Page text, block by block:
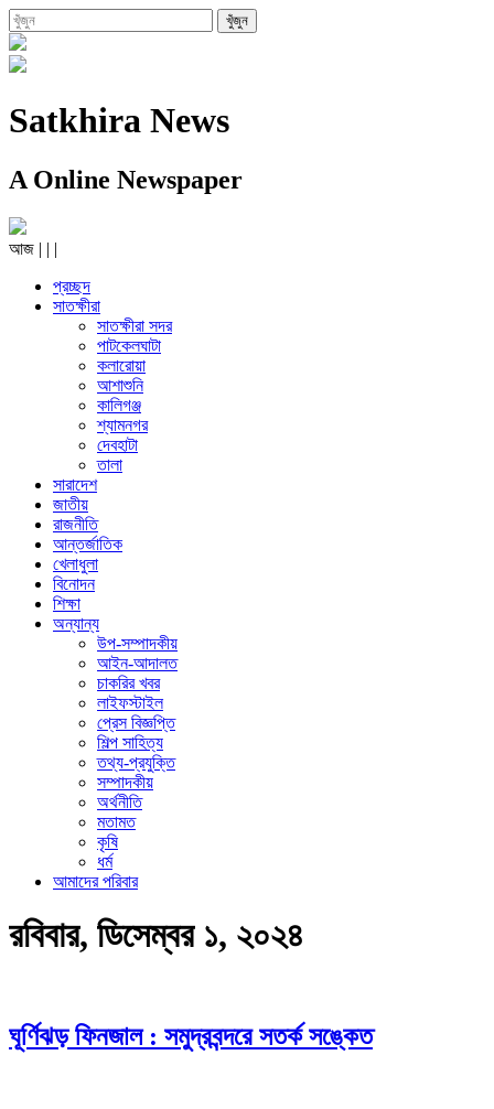
Satkhira News
A Online Newspaper
আজ | | |
প্রচ্ছদ
সাতক্ষীরা
সাতক্ষীরা সদর
পাটকেলঘাটা
কলারোয়া
আশাশুনি
কালিগঞ্জ
শ্যামনগর
দেবহাটা
তালা
সারাদেশ
জাতীয়
রাজনীতি
আন্তর্জাতিক
খেলাধুলা
বিনোদন
শিক্ষা
অন্যান্য
উপ-সম্পাদকীয়
আইন-আদালত
চাকরির খবর
লাইফস্টাইল
প্রেস বিজ্ঞপ্তি
শিল্প সাহিত্য
তথ্য-প্রযুক্তি
সম্পাদকীয়
অর্থনীতি
মতামত
কৃষি
ধর্ম
আমাদের পরিবার
রবিবার, ডিসেম্বর ১, ২০২৪
ঘূর্ণিঝড় ফিনজাল : সমুদ্রবন্দরে সতর্ক সঙ্কেত